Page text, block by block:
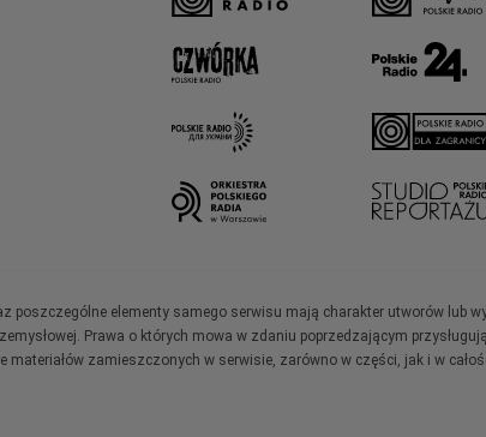
elementy samego serwisu mają charakter utworów lub
Prawa o których mowa w zdaniu poprzedzającym
zamieszczonych w serwisie, zarówno w części, jak i w